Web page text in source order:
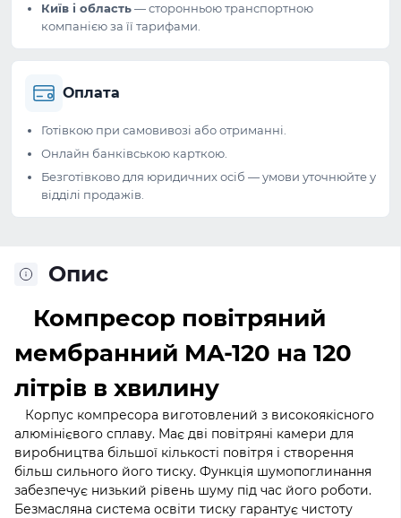
Київ і область— сторонньою транспортною
компанією за її тарифами.
Оплата
Готівкою при самовивозі або отриманні.
Онлайн банківською карткою.
Безготівково для юридичних осіб — умови уточнюйте у
відділі продажів.
Опис
Компресор повітряний
мембранний MA-120 на 120
літрів в хвилину
Корпус компресора виготовлений з високоякісного
алюмінієвого сплаву. Має дві повітряні камери для
виробництва більшої кількості повітря і створення
більш сильного його тиску. Функція шумопоглинання
забезпечує низький рівень шуму під час його роботи.
Безмасляна система освіти тиску гарантує чистоту